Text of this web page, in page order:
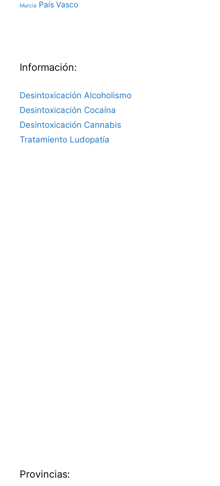
Murcia País Vasco
Información:
Desintoxicación Alcoholismo
Desintoxicación Cocaína
Desintoxicación Cannabis
Tratamiento Ludopatía
Provincias: